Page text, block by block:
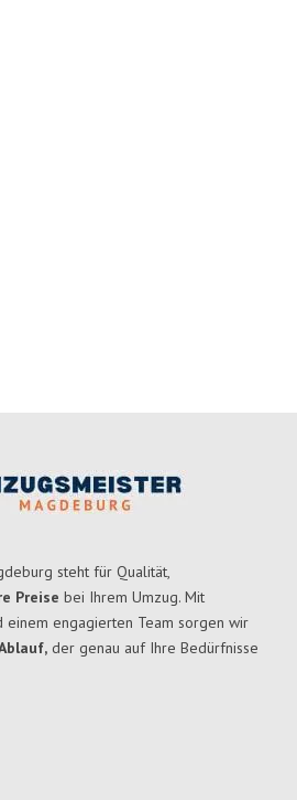
steht für Qualität,
Preise bei Ihrem Umzug. Mit
einem engagierten Team sorgen wir
der genau auf Ihre Bedürfnisse